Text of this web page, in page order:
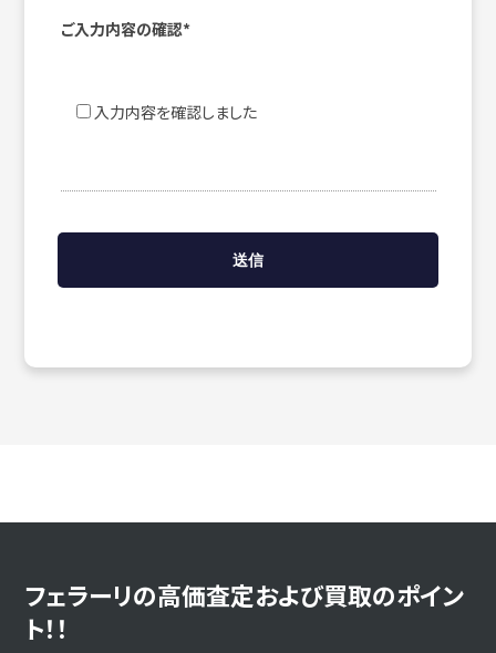
ご入力内容の確認*
入力内容を確認しました
フェラーリの高価査定および買取のポイン
ト！！